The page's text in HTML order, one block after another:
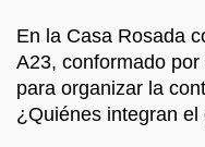
En la Casa Rosada
A23, conformado
para organizar la
¿Quiénes integran